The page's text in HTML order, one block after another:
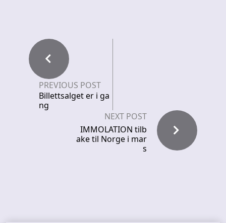
PREVIOUS POST
Billettsalget er i ga
ng
NEXT POST
IMMOLATION tilb
ake til Norge i mar
s